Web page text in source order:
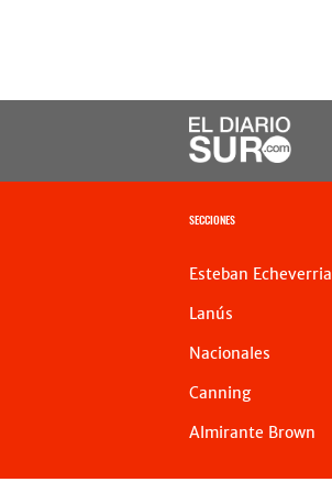
SECCIONES
Esteban Echeverria
Lanús
Nacionales
Canning
Almirante Brown